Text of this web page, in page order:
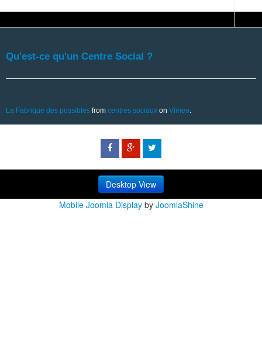
Qu'est-ce qu'un Centre Social ?
La Fabrique des possibles from centres sociaux on Vimeo.
Desktop View
Mobile Joomla Displayby JoomlaShine